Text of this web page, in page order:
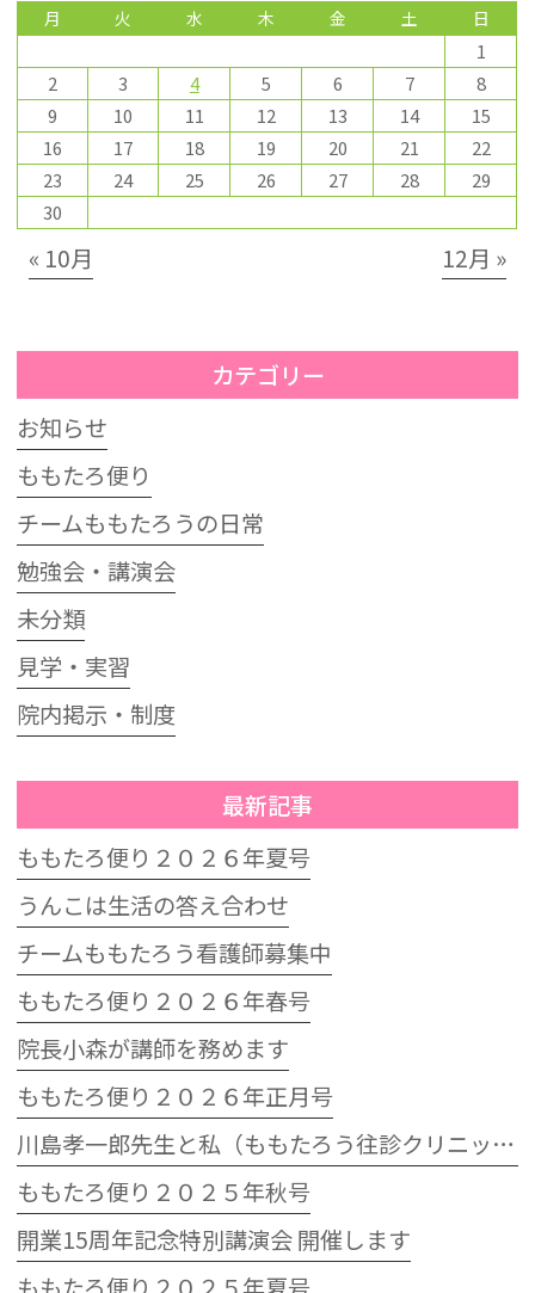
月 火 水 木 金 土 日
1
2
3 4 5 6 7
8
9
10 11 12 13 14
15
16
17 18 19 20 21
22
23
24 25 26 27 28
29
30
« 10月 12月 »
カテゴリー
お知らせ
ももたろ便り
チームももたろうの日常
勉強会・講演会
未分類
見学・実習
院内掲示・制度
最新記事
ももたろ便り２０２６年夏号
うんこは生活の答え合わせ
チームももたろう看護師募集中
ももたろ便り２０２６年春号
院長小森が講師を務めます
ももたろ便り２０２６年正月号
川島孝一郎先生と私（ももたろう往診クリニック開院15周年記念特別講演会）
ももたろ便り２０２５年秋号
開業15周年記念特別講演会 開催します